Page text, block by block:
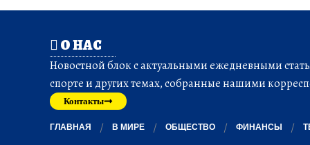
О НАС
Новостной блок с актуальными ежедневными
спорте и других темах, собранные нашими
Контакты
ГЛАВНАЯ В МИРЕ ОБЩЕСТВО ФИНАНСЫ